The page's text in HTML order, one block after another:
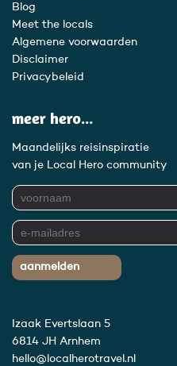
Blog
Meet the locals
Algemene voorwaarden
Disclaimer
Privacybeleid
meer hero...
Maandelijks reisinspiratie
van je Local Hero community
aanmelden
Izaak Evertslaan 5
6814 JH Arnhem
hello@localherotravel.nl